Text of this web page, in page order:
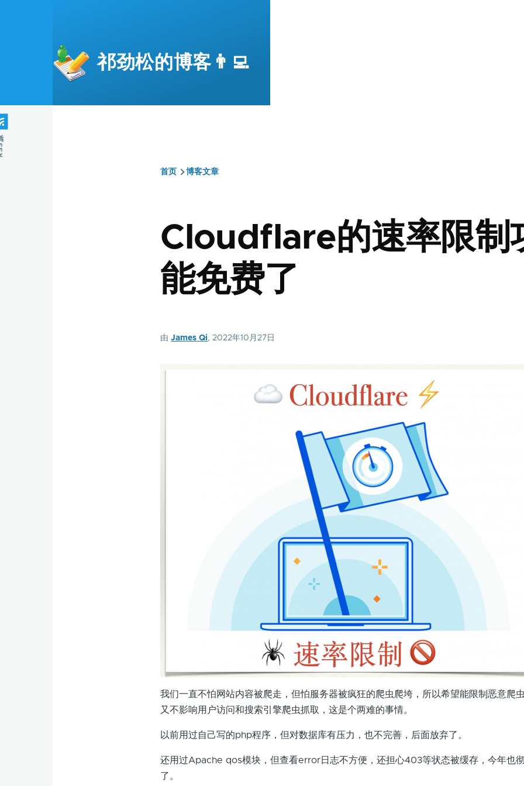
祁劲松的博客👨‍💻
屑
首页 博客文章
Cloudflare的速率限制
能免费了
由James Qi, 2022年10月27日
我们一直不怕网站内容被爬走，但怕服务器被疯狂的爬虫爬垮，所以希望能限制恶意爬
又不影响用户访问和搜索引擎爬虫抓取，这是个两难的事情。
以前用过自己写的php程序，但对数据库有压力，也不完善，后面放弃了。
还用过Apache qos模块，但查看error日志不方便，还担心403等状态被缓存，今年也
了。